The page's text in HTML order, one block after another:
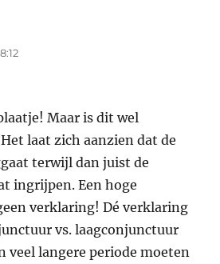
Maar is dit wel
laat zich aanzien dat de
terwijl dan juist de
ingrijpen. Een hoge
verklaring! Dé verklaring
vs. laagconjunctuur
veel langere periode moeten